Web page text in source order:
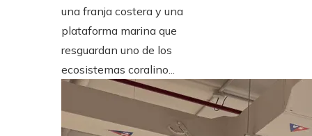
una franja costera y una
plataforma marina que
resguardan uno de los
ecosistemas coralino...